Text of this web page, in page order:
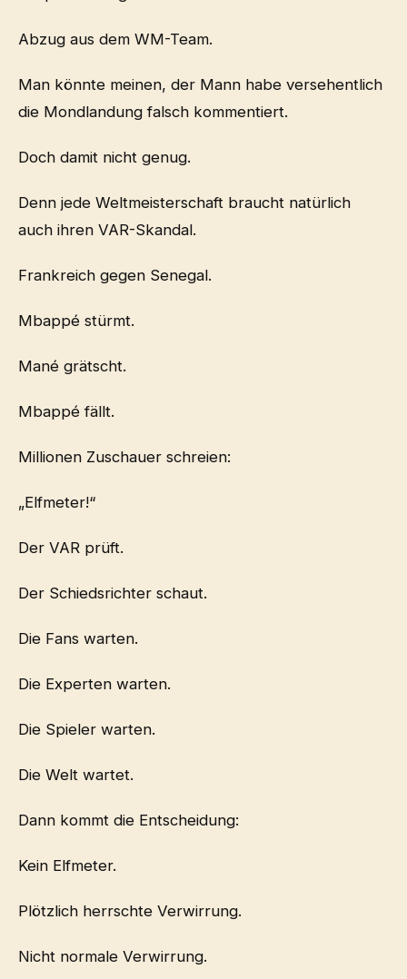
Abzug aus dem WM-Team.
Man könnte meinen, der Mann habe versehentlich
die Mondlandung falsch kommentiert.
Doch damit nicht genug.
Denn jede Weltmeisterschaft braucht natürlich
auch ihren VAR-Skandal.
Frankreich gegen Senegal.
Mbappé stürmt.
Mané grätscht.
Mbappé fällt.
Millionen Zuschauer schreien:
„Elfmeter!“
Der VAR prüft.
Der Schiedsrichter schaut.
Die Fans warten.
Die Experten warten.
Die Spieler warten.
Die Welt wartet.
Dann kommt die Entscheidung:
Kein Elfmeter.
Plötzlich herrschte Verwirrung.
Nicht normale Verwirrung.